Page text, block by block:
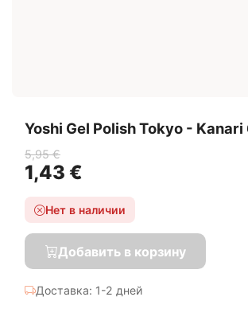
Yoshi Gel Polish Tokyo - Kanari
5,95 €
1,43 €
Нет в наличии
Добавить в корзину
Доставка: 1-2 дней